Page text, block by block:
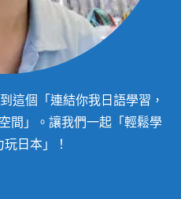
這個「連結你我日語學習，
間」。讓我們一起「輕鬆學
玩日本」！